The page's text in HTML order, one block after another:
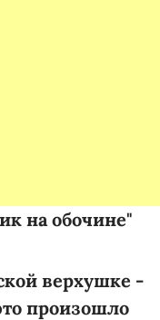
на обочине"
верхушке -
произошло